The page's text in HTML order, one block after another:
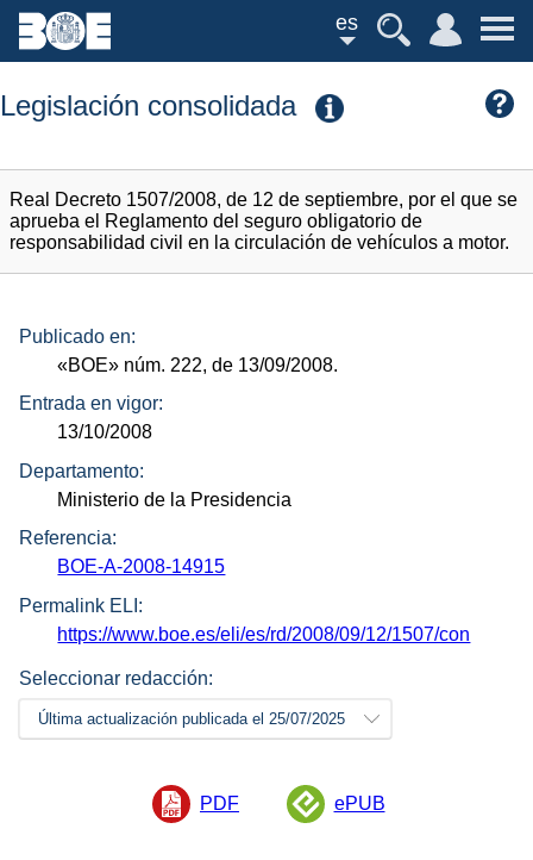
es
Legislación consolidada
Real Decreto 1507/2008, de 12 de septiembre, por el que se
aprueba el Reglamento del seguro obligatorio de
responsabilidad civil en la circulación de vehículos a motor.
Publicado en:
«BOE» núm. 222, de 13/09/2008.
Entrada en vigor:
13/10/2008
Departamento:
Ministerio de la Presidencia
Referencia:
BOE-A-2008-14915
Permalink ELI:
https://www.boe.es/eli/es/rd/2008/09/12/1507/con
Seleccionar redacción:
Última actualización publicada el 25/07/2025
PDF ePUB